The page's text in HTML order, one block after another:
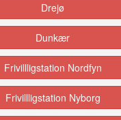
Drejø
Dunkær
Frivillligstation Nordfyn
Frivillligstation Nyborg